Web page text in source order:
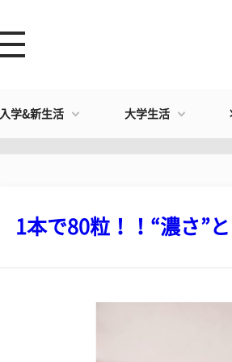
入学&新生活 大学生活
1本で80粒！！“濃さ”